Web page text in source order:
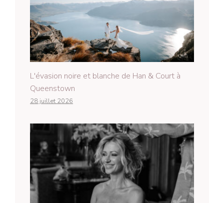
L'évasion noire et blanche de Han & Court à
Queenstown
28 juillet 2026